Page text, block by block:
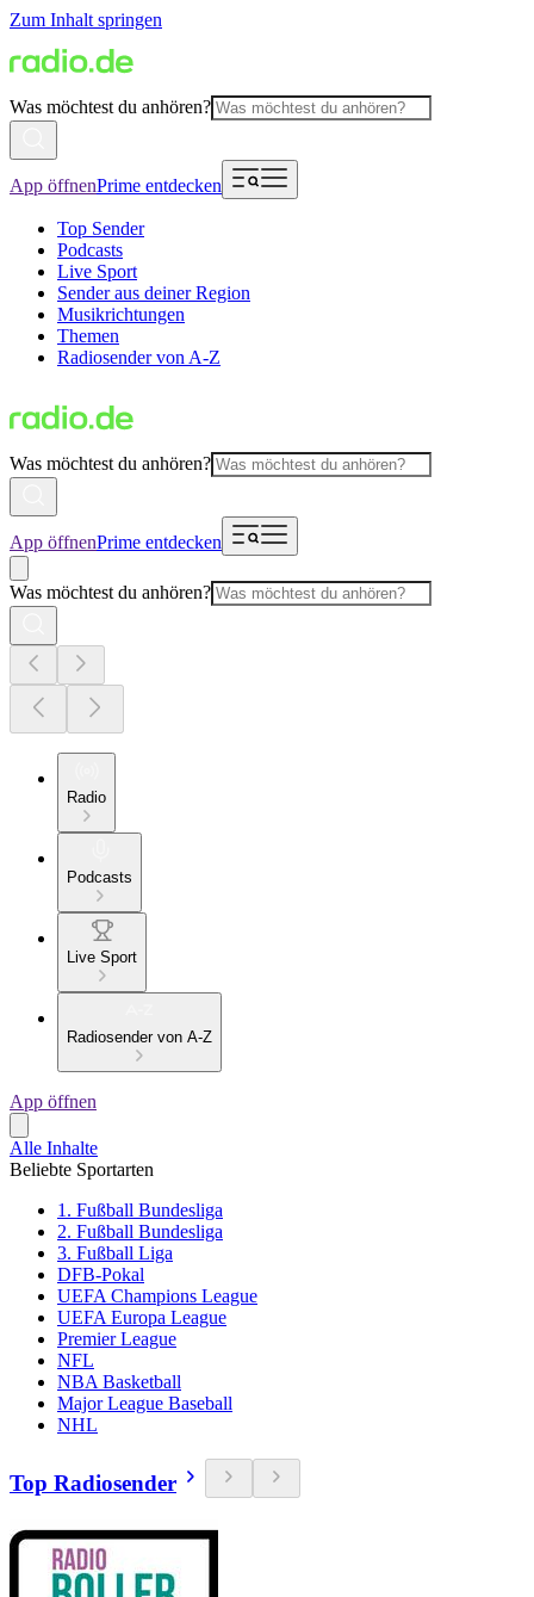
Zum Inhalt springen
Was möchtest du anhören?
App öffnenPrime entdecken
Top Sender
Podcasts
Live Sport
Sender aus deiner Region
Musikrichtungen
Themen
Radiosender von A-Z
Was möchtest du anhören?
App öffnenPrime entdecken
Was möchtest du anhören?
Radio
Podcasts
Live Sport
Radiosender von A-Z
App öffnen
Alle Inhalte
Beliebte Sportarten
1. Fußball Bundesliga
2. Fußball Bundesliga
3. Fußball Liga
DFB-Pokal
UEFA Champions League
UEFA Europa League
Premier League
NFL
NBA Basketball
Major League Baseball
NHL
Top Radiosender